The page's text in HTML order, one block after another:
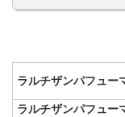
ラルチザンパフュー
ラルチザンパフュー